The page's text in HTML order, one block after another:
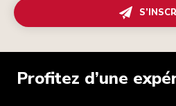
Profitez d’une